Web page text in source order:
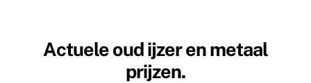
Actuele oud ijzer en metaal
prijzen.